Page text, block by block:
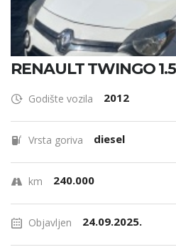
RENAULT TWINGO
Godište vozila 2012
Vrsta goriva diesel
km 240.000
Objavljen 24.09.2025.